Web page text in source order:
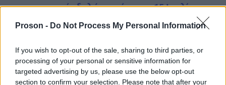
Proson - Do Not Process My Personal Information
If you wish to opt-out of the sale, sharing to third parties, or
processing of your personal or sensitive information for
targeted advertising by us, please use the below opt-out
section to confirm your selection. Please note that after your
τροποποιητικές δηλώσεις έως τις 15 Ιουλίου
2026
, οι οποίες θεωρούνται εμπρόθεσμες και
Σε περίπτωση που από την τροποποιητική δήλωση
προκύπτει επιπλέον φόρος, ο φορολογούμενος